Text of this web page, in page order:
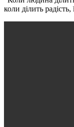
коли ділить радість,